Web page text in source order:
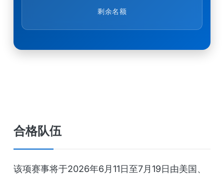
剩余名额
合格队伍
该项赛事将于2026年6月11日至7月19日由美国、